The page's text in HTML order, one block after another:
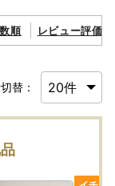
るさと納税の
」にて、地方税
となる地方団体
年9月30日まで
書の送付時期に
順 レビュー評価順
替：